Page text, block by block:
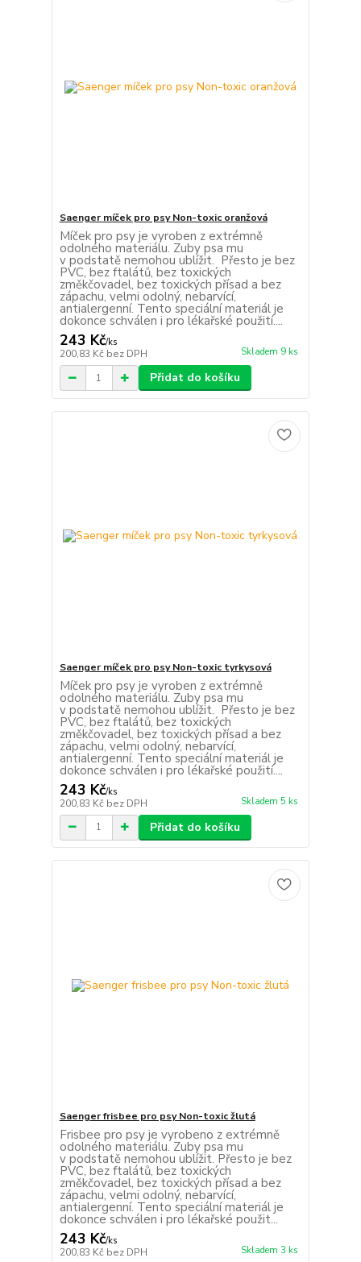
Saenger míček pro psy Non-toxic oranžová
Míček pro psy je vyroben z extrémně
odolného materiálu. Zuby psa mu
v podstatě nemohou ublížit. Přesto je bez
PVC, bez ftalátů, bez toxických
změkčovadel, bez toxických přísad a bez
zápachu, velmi odolný, nebarvící,
antialergenní. Tento speciální materiál je
dokonce schválen i pro lékařské použití....
243 Kč/ks
200,83 Kč bez DPH Skladem 9 ks
Přidat do košíku
Saenger míček pro psy Non-toxic tyrkysová
Míček pro psy je vyroben z extrémně
odolného materiálu. Zuby psa mu
v podstatě nemohou ublížit. Přesto je bez
PVC, bez ftalátů, bez toxických
změkčovadel, bez toxických přísad a bez
zápachu, velmi odolný, nebarvící,
antialergenní. Tento speciální materiál je
dokonce schválen i pro lékařské použití....
243 Kč/ks
200,83 Kč bez DPH Skladem 5 ks
Přidat do košíku
Saenger frisbee pro psy Non-toxic žlutá
Frisbee pro psy je vyrobeno z extrémně
odolného materiálu. Zuby psa mu
v podstatě nemohou ublížit. Přesto je bez
PVC, bez ftalátů, bez toxických
změkčovadel, bez toxických přísad a bez
zápachu, velmi odolný, nebarvící,
antialergenní. Tento speciální materiál je
dokonce schválen i pro lékařské použit...
243 Kč/ks
200,83 Kč bez DPH Skladem 3 ks